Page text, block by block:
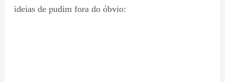
ideias de pudim fora do óbvio: